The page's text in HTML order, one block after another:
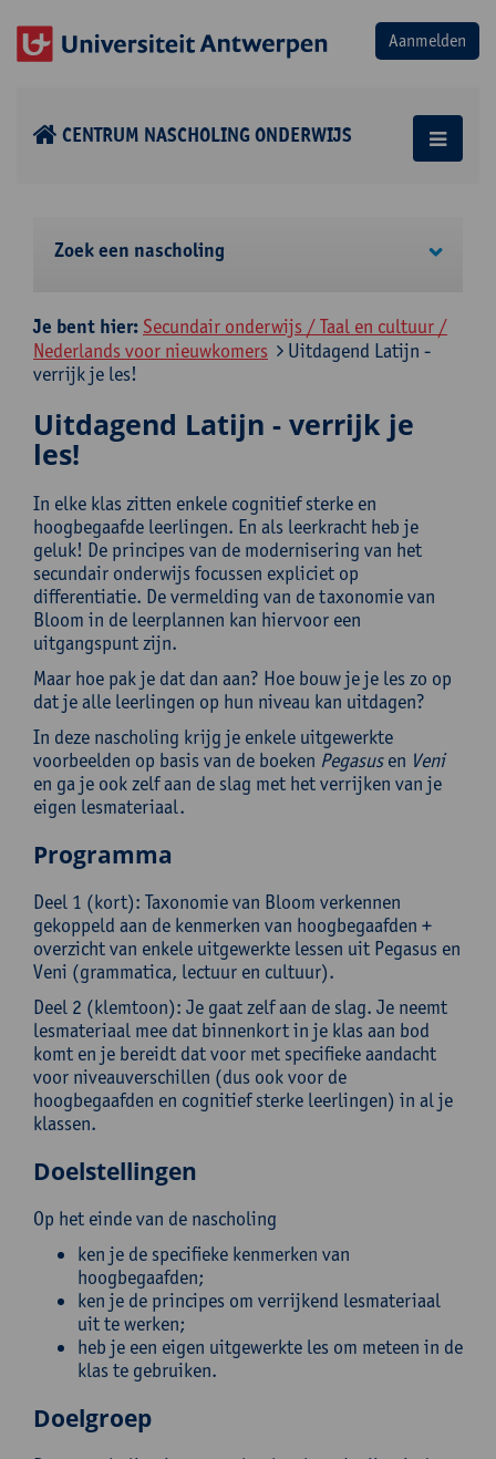
CENTRUM NASCHOLING ONDERWIJS
Zoek een nascholing
Je bent hier: Secundair onderwijs / Taal en cultuur /
Nederlands voor nieuwkomers
Uitdagend Latijn -
verrijk je les!
Uitdagend Latijn - verrijk je
les!
In elke klas zitten enkele cognitief sterke en
hoogbegaafde leerlingen. En als leerkracht heb je
geluk! De principes van de modernisering van het
secundair onderwijs focussen expliciet op
differentiatie. De vermelding van de taxonomie van
Bloom in de leerplannen kan hiervoor een
uitgangspunt zijn.
Maar hoe pak je dat dan aan? Hoe bouw je je les zo op
dat je alle leerlingen op hun niveau kan uitdagen?
In deze nascholing krijg je enkele uitgewerkte
voorbeelden op basis van de boeken Pegasusen Veni
en ga je ook zelf aan de slag met het verrijken van je
eigen lesmateriaal.
Programma
Deel 1 (kort): Taxonomie van Bloom verkennen
gekoppeld aan de kenmerken van hoogbegaafden +
overzicht van enkele uitgewerkte lessen uit Pegasus en
Veni (grammatica, lectuur en cultuur).
Deel 2 (klemtoon): Je gaat zelf aan de slag. Je neemt
lesmateriaal mee dat binnenkort in je klas aan bod
komt en je bereidt dat voor met specifieke aandacht
voor niveauverschillen (dus ook voor de
hoogbegaafden en cognitief sterke leerlingen) in al je
klassen.
Doelstellingen
Op het einde van de nascholing
ken je de specifieke kenmerken van
hoogbegaafden;
ken je de principes om verrijkend lesmateriaal
uit te werken;
heb je een eigen uitgewerkte les om meteen in de
klas te gebruiken.
Doelgroep